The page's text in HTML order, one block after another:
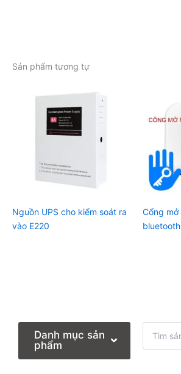
m
Danh mục sản
phẩm
Sản phẩm tương tự
Nguồn UPS cho kiểm soát ra
vào E220
Cổng
bluetooth